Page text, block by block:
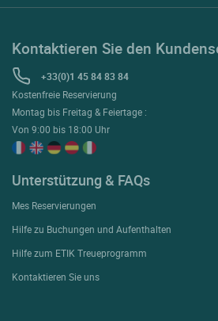
Kontaktieren Sie den
+33(0)1 45 84 83 84
Kostenfreie Reservierung
Montag bis Freitag & Feiertage :
Von 9:00 bis 18:00 Uhr
Unterstützung & FAQs
Mes Reservierungen
Hilfe zu Buchungen und Aufenthalten
Hilfe zum ETIK Treueprogramm
Kontaktieren Sie uns